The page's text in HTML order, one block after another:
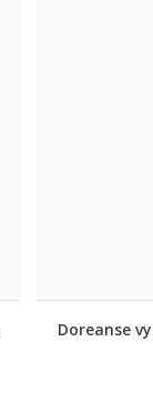
Doreanse